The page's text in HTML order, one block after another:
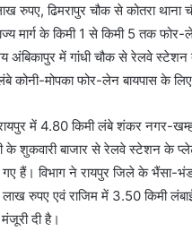
रुपए, ढिमरापुर चौक से कोतरा
मार्ग के किमी 1 से किमी 5 तक
अंबिकापुर में गांधी चौक से रेलवे
कोनी-मोपका फोर-लेन बायपास के
रायपुर में 4.80 किमी लंबे शंकर नगर-
के शुकवारी बाजार से रेलवे स्टेशन के
हैं। विभाग ने रायपुर जिले के भैंसा-
रुपए एवं राजिम में 3.50 किमी
दी है।